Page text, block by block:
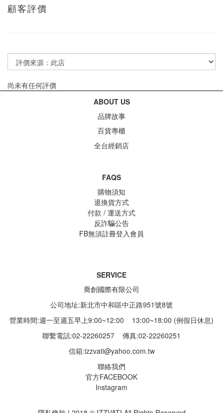
顧客評價
尚未有任何評價
ABOUT US
品牌故事
百貨專櫃
全台經銷店
FAQS
購物須知
退換貨方式
付款 / 運送方式
反詐騙公告
FB無須註冊登入會員
SERVICE
喬創國際有限公司
公司地址:新北市中和區中正路951號8號
營業時間:週一至週五早上9:00~12:00 13:00~18:00 (例假日休息)
聯繫電話:02-22260257 傳真:02-22260251
信箱:izzvati@yahoo.com.tw
聯絡我們
官方FACEBOOK
Instagram